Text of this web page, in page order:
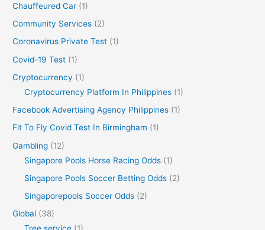
Chauffeured Car (1)
Community Services (2)
Coronavirus Private Test (1)
Covid-19 Test (1)
Cryptocurrency (1)
Cryptocurrency Platform In Philippines (1)
Facebook Advertising Agency Philippines (1)
Fit To Fly Covid Test In Birmingham (1)
Gambling (12)
Singapore Pools Horse Racing Odds (1)
Singapore Pools Soccer Betting Odds (2)
Singaporepools Soccer Odds (2)
Global (38)